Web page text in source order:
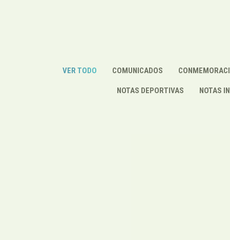
VER TODO COMUNICADOS
NOTAS DEPORTIVAS NOTAS